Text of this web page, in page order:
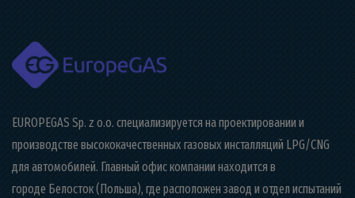
EUROPEGAS Sp. z o.o. специализируется на проектировании и
производстве высококачественных газовых инсталляций LPG/CNG
для автомобилей. Главный офис компании находится в
городе Белосток (Польша), где расположен завод и отдел испытаний